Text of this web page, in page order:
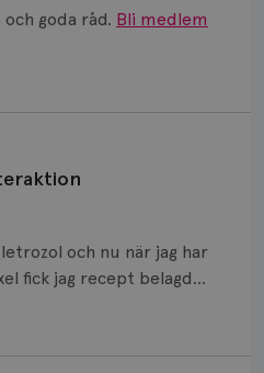
goda råd. Bli medlem
och nu när jag har
fick jag recept belagd
ska ta 2gånger om dagen.
mediciner?